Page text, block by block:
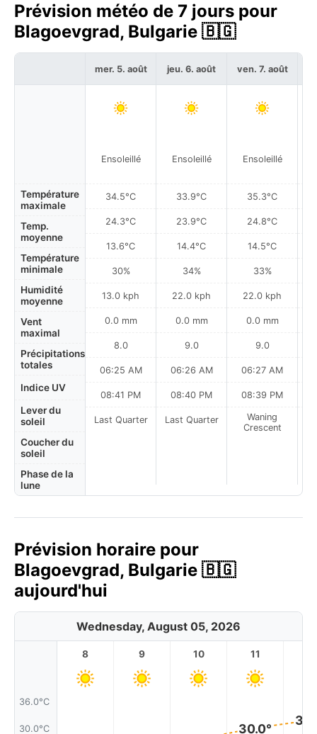
Prévision météo de 7 jours pour
Blagoevgrad, Bulgarie 🇧🇬
Température
maximale
Temp.
moyenne
Température
minimale
Humidité
moyenne
Vent
maximal
Précipitations
totales
Indice UV
Lever du
soleil
Coucher du
soleil
Phase de la
lune
mer. 5. août
Ensoleillé
34.5°C
24.3°C
13.6°C
30%
13.0 kph
0.0 mm
8.0
06:25 AM
08:41 PM
Last Quarter
jeu. 6. août
Ensoleillé
33.9°C
23.9°C
14.4°C
34%
22.0 kph
0.0 mm
9.0
06:26 AM
08:40 PM
Last Quarter
ven. 7. août
Ensoleillé
35.3°C
24.8°C
14.5°C
33%
22.0 kph
0.0 mm
9.0
06:27 AM
08:39 PM
Waning
Crescent
Prévision horaire pour
Blagoevgrad, Bulgarie 🇧🇬
aujourd'hui
Wednesday, August 05, 2026
36.0°C
30.0°C
8 9 10 11
30.0°